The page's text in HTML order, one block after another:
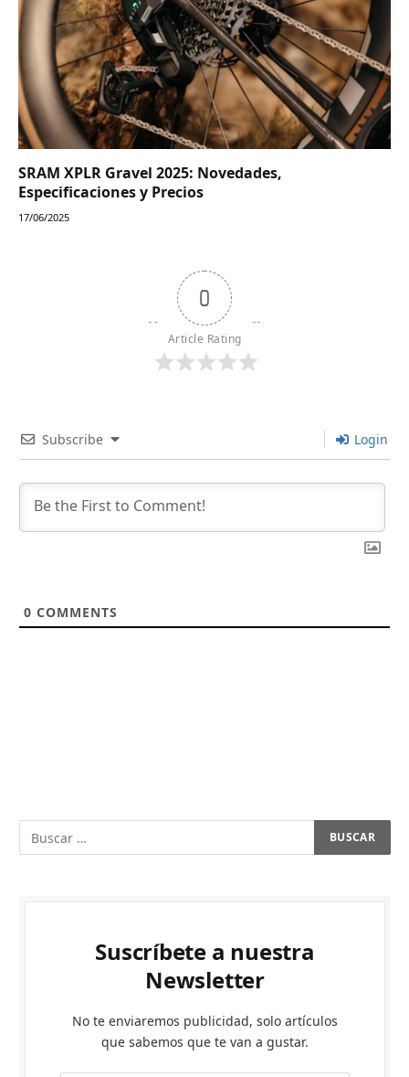
SRAM XPLR Gravel 2025: Novedades,
Especificaciones y Precios
17/06/2025
0
Article Rating
Subscribe Login
0 COMMENTS
Suscríbete a nuestra
Newsletter
No te enviaremos publicidad, solo artículos
que sabemos que te van a gustar.